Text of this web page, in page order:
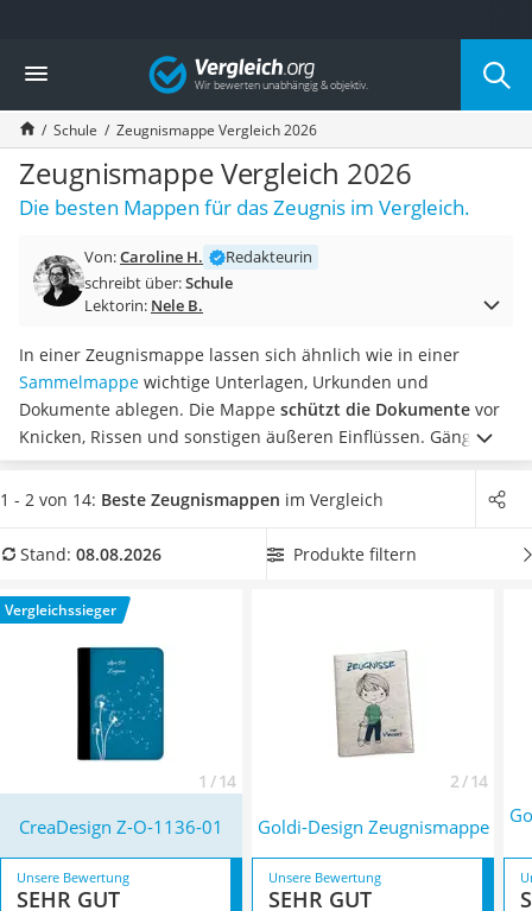
Die beliebtesten Vergleiche nach Kategorie
Kind & Baby
Babyphone mit 2 Kameras
Walkie-Talkie Kinder
Kindermatratzen
Babywippe
Rollschuhe für Kinder
Laufrad
Kinderschubkarre
Kinderuhr
Babyphone
Treppenschutzgitter
Kindersitz ab 4 Jahren
Kinderroller 3 Räder
Ferngesteuertes Auto
Kinderfahrradhelm
Kinder-Mikroskop
Ferngesteuerter Hubschrauber
Vergleich
Schule Zeugnismappe Vergleich 2026
Zeugnismappe Vergleich 2026
Die besten Mappen für das Zeugnis im Vergleich.
Von:Caroline H.
Redakteurin
schreibt über:Schule
Lektorin: Nele B.
In einer Zeugnismappe lassen sich ähnlich wie in einer
Sammelmappe wichtige Unterlagen, Urkunden und
Dokumente ablegen. Die Mappe schützt die Dokumente vor
Knicken, Rissen und sonstigen äußeren Einflüssen. Gängige
Online-Tests raten zu Modellen mit Schutzhüllen, da diese
die lange Ansehnlichkeit der Dokumente unterstützen.
Zeugnismappe mit Wunschtext, um den Einband der Mappe
August 2026 besonders das Modell
mit seinen Eigenschaften.
1 - 2 von 14: Beste Zeugnismappen im Vergleich
Stand: 08.08.2026 Produkte filtern
Vergleichssieger
1 / 14 2 / 14
CreaDesign Z-O-1136-01 Goldi-Design Zeugnismappe
Unsere Bewertung
SEHR GUT
Unsere Bewertung
SEHR GUT